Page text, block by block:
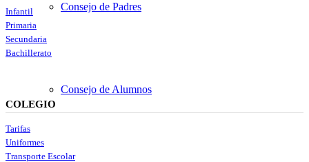
Consejo de Padres
Consejo de Alumnos
Infantil
Primaria
Secundaria
Bachillerato
COLEGIO
Tarifas
Uniformes
Transporte Escolar